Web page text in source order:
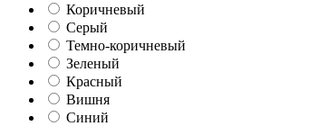
Коричневый
Серый
Темно-коричневый
Зеленый
Красный
Вишня
Синий